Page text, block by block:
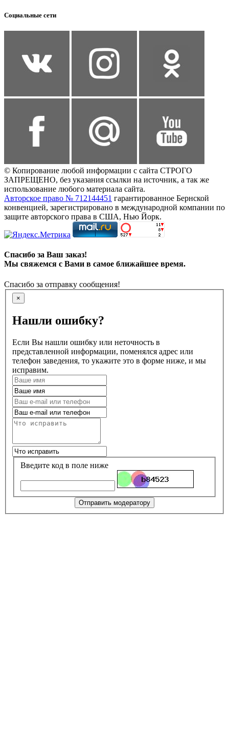
Социальные сети
© Копирование любой информации с сайта СТРОГО
ЗАПРЕЩЕНО, без указания ссылки на источник, а так же
использование любого материала сайта.
Авторское право № 712144451 гарантированное Бернской
конвенцией, зарегистрировано в международной компании по
защите авторского права в США, Нью Йорк.
Спасибо за Ваш заказ!
Мы свяжемся с Вами в самое ближайшее время.
Спасибо за отправку сообщения!
×
Нашли ошибку?
Если Вы нашли ошибку или неточность в
представленной информации, поменялся адрес или
телефон заведения, то укажите это в форме ниже, и мы
исправим.
Введите код в поле ниже
Отправить модератору